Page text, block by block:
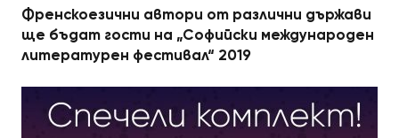
Френскоезични автори от различни държави
ще бъдат гости на „Софийски международен
литературен фестивал“ 2019